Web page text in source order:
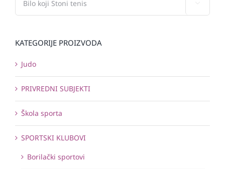
KATEGORIJE PROIZVODA
Judo
PRIVREDNI SUBJEKTI
Škola sporta
SPORTSKI KLUBOVI
Borilački sportovi